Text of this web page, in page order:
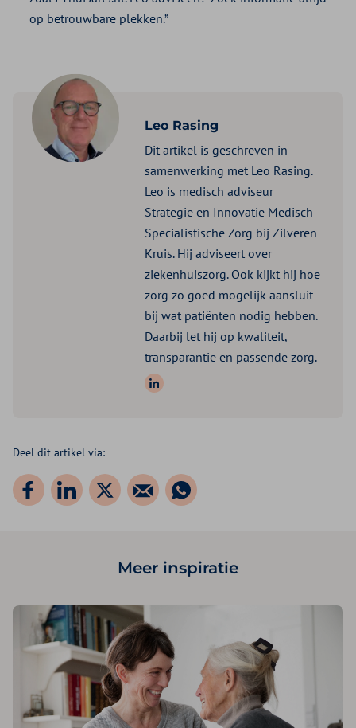
op betrouwbare plekken.”
Leo Rasing
Dit artikel is geschreven in
samenwerking met Leo Rasing.
Leo is medisch adviseur
Strategie en Innovatie Medisch
Specialistische Zorg bij Zilveren
Kruis. Hij adviseert over
ziekenhuiszorg. Ook kijkt hij hoe
zorg zo goed mogelijk aansluit
bij wat patiënten nodig hebben.
Daarbij let hij op kwaliteit,
transparantie en passende zorg.
Volg ons op: LinkedIn
Deel dit artikel via:
Meer inspiratie